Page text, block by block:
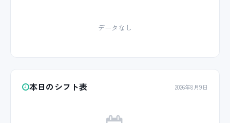
データなし
本日のシフト表 2026年8月9日